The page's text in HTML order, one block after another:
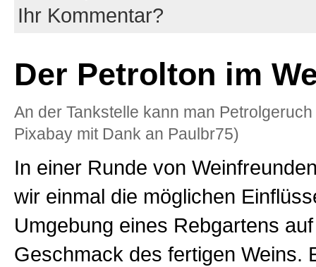
Ihr Kommentar?
Der Petrolton im
An der Tankstelle kann man
Pixabay mit Dank an Paulbr75)
In einer Runde von
wir einmal die möglichen
Umgebung eines Rebgartens
Geschmack des fertigen Weins.